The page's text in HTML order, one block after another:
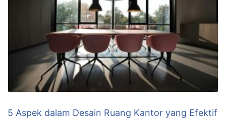
5 Aspek dalam Desain Ruang Kantor yang Efektif